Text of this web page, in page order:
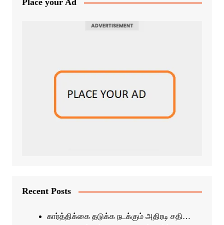
Place your Ad
Recent Posts
கார்த்திக்கை தடுக்க நடக்கும் அதிரடி சதி…